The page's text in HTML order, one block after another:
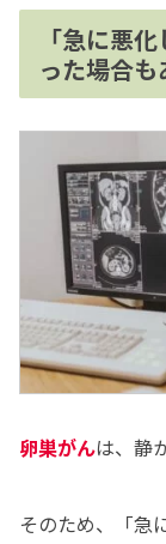
「急に悪
った場合も
卵巣がんは、静
そのため、「急